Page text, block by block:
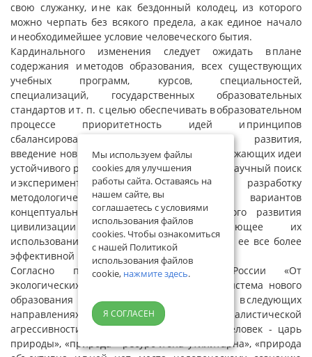
свою служанку, и не как бездонный колодец, из которого
можно черпать без всякого предела, а как единое начало
и необходимейшее условие человеческого бытия.
Кардинального изменения следует ожидать в плане
содержания и методов образования, всех существующих
учебных программ, курсов, специальностей,
специализаций, государственных образовательных
стандартов и т. п. с целью обеспечивать в образовательном
процессе приоритетность идей и принципов
сбалансированного экологодопустимого развития,
введение новых курсов, наиболее полно отражающих идеи
устойчивого развития. Необходимо усилить научный поиск
и эксперименты, интенсивную разработку
методологически более адекватных вариантов
концептуальных интерпретаций устойчивого развития
цивилизации и ускоренное опережающее их
использование в образовательной сфере для ее все более
эффективной реализации.
Согласно проекту Минобразования России «От
экологических знаний - к картине мира», система нового
образования должна развиваться в следующих
направлениях: снижения материалистической
агрессивности (т. е. ключевых тезисов: «человек - царь
природы», «природа - ресурс и она утилитарна», «природа
Мы используем файлы
cookies для улучшения
работы сайта. Оставаясь на
нашем сайте, вы
соглашаетесь с условиями
использования файлов
cookies. Чтобы ознакомиться
с нашей Политикой
использования файлов
cookie, нажмите здесь.
Я СОГЛАСЕН